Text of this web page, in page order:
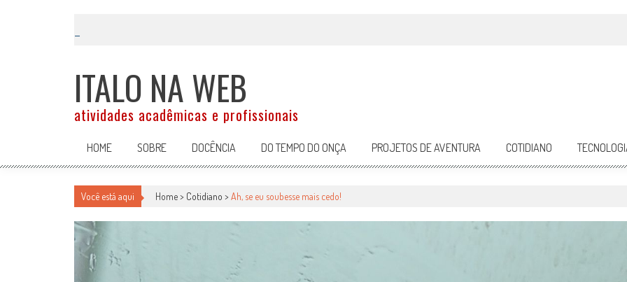
ITALO NA WEB
atividades acadêmicas e profissionais
HOME SOBRE DOCÊNCIA DO TEMPO DO ONÇA PROJETOS DE AVENTURA COTIDIANO
Você está aqui Home > Cotidiano > Ah, se eu soubesse mais cedo!